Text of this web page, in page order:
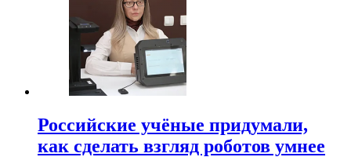
Российские учёные придумали,
как сделать взгляд роботов умнее